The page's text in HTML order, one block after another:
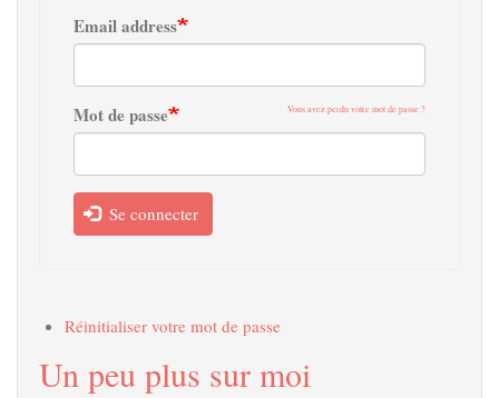
Email address
Mot de passe Vous avez perdu votre mot de passe ?
Se connecter
Réinitialiser votre mot de passe
Un peu plus sur moi